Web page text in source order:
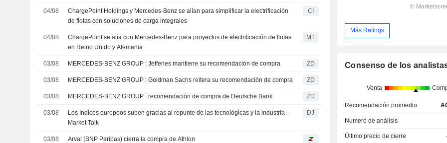
04/08
ChargePoint Holdings y Mercedes-Benz se alían para simplificar la electrificación
de flotas con soluciones de carga integrales
CI
04/08
ChargePoint se alía con Mercedes-Benz para proyectos de electrificación de flotas
en Reino Unido y Alemania
MT
03/08 MERCEDES-BENZ GROUP : Jefferies mantiene su recomendación de compra ZD
03/08 MERCEDES-BENZ GROUP : Goldman Sachs reitera su recomendación de compra ZD
03/08 MERCEDES-BENZ GROUP : recomendación de compra de Deutsche Bank ZD
03/08
Los índices europeos suben gracias al repunte de las tecnológicas y la industria --
Market Talk
DJ
03/08 Arval (BNP Paribas) cierra la compra de Athlon
Más Ratings
Consenso de los
Venta
Recomendación promedio
Numero de análisis
Último precio de cierre